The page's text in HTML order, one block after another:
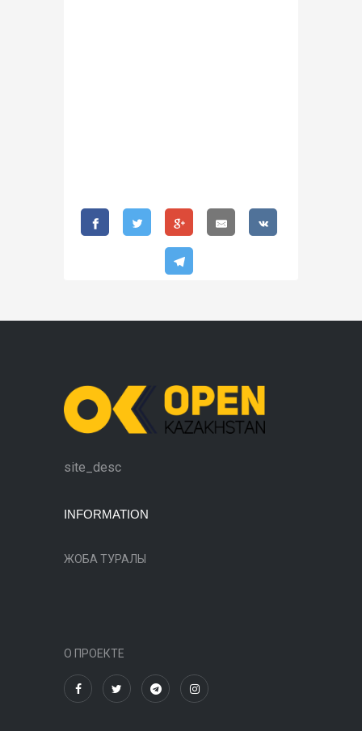
site_desc
INFORMATION
ЖОБА ТУРАЛЫ
О ПРОЕКТЕ